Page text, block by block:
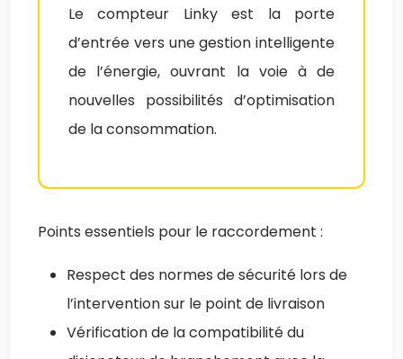
Le compteur Linky est la porte
d’entrée vers une gestion intelligente
de l’énergie, ouvrant la voie à de
nouvelles possibilités d’optimisation
de la consommation.
Points essentiels pour le raccordement :
Respect des normes de sécurité lors de
l’intervention sur le point de livraison
Vérification de la compatibilité du